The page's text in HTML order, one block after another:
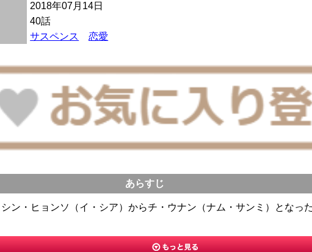
2018年07月14日
40話
サスペンス 恋愛
あらすじ
ン・ヒョンソ（イ・シア）からチ・ウナン（ナム・サンミ）となっ